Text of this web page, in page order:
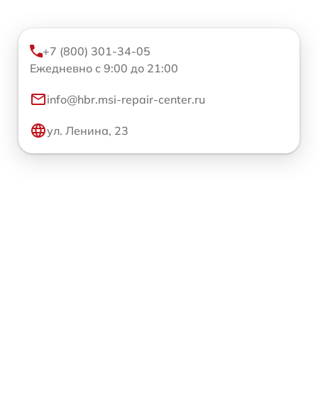
+7 (800) 301-34-05
Ежедневно с 9:00 до 21:00
info@hbr.msi-repair-center.ru
ул. Ленина, 23